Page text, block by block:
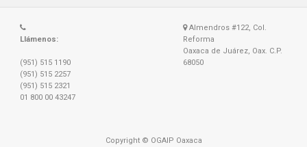
Llámenos:
(951) 515 1190
(951) 515 2257
(951) 515 2321
01 800 00 43247
Almendros #122, Col.
Reforma
Oaxaca de Juárez, Oax. C.P.
68050
Copyright © OGAIP Oaxaca